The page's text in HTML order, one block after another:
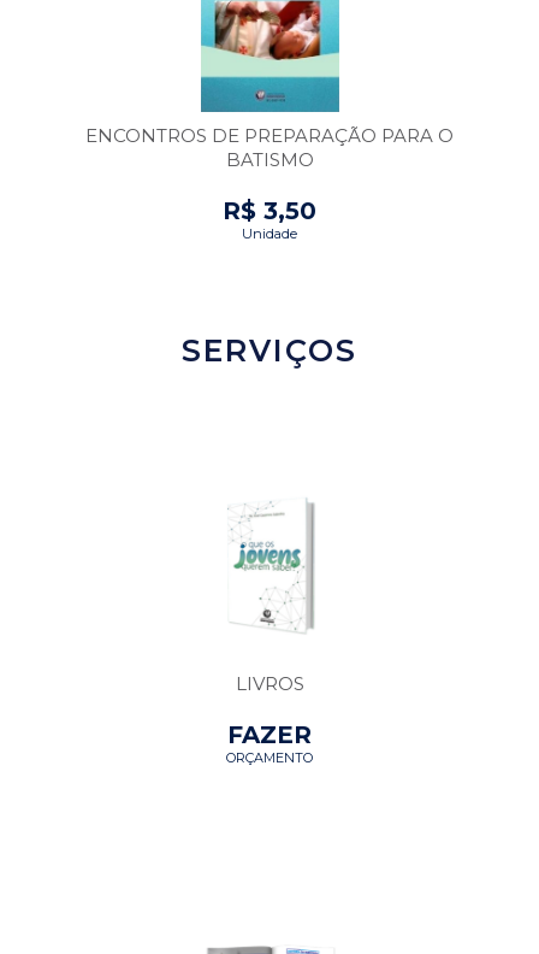
ENCONTROS DE PREPARAÇÃO PARA O
BATISMO
R$ 3,50
Unidade
SERVIÇOS
LIVROS
FAZER
ORÇAMENTO